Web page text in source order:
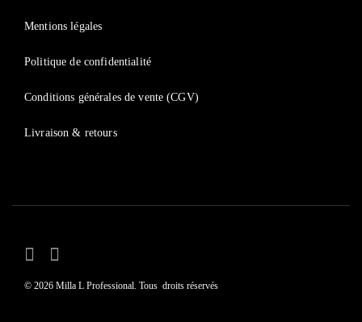
Mentions légales
Politique de confidentialité
Conditions générales de vente (CGV)
Livraison & retours
© 2026 Milla L Professional. Tous droits réservés